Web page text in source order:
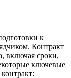
к
Контракт
включая сроки,
ключевые